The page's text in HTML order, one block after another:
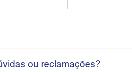
ou reclamações?